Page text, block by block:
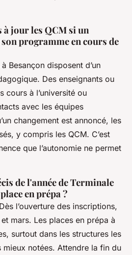
jour les QCM si un
programme en cours de
Besançon disposent d’un
Des enseignants ou
cours à l’université ou
avec les équipes
changement est annoncé, les
y compris les QCM. C’est
que l’autonomie ne permet
de l'année de Terminale
en prépa ?
l’ouverture des inscriptions,
mars. Les places en prépa à
surtout dans les structures les
mieux notées. Attendre la fin du